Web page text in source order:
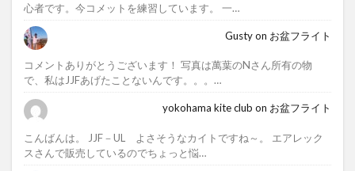
心者です。今コメットを練習しています。 一…
Gustyon お盆フライト
コメントありがとうございます！ 写真は萬葉のNさん所有の物
で、私はJJFあげたことないんです。。。…
yokohama kite club on お盆フライト
こんばんは。 JJF－UL よさそうなカイトですね～。 エアレック
スさんで販売しているのでちょっと悩…